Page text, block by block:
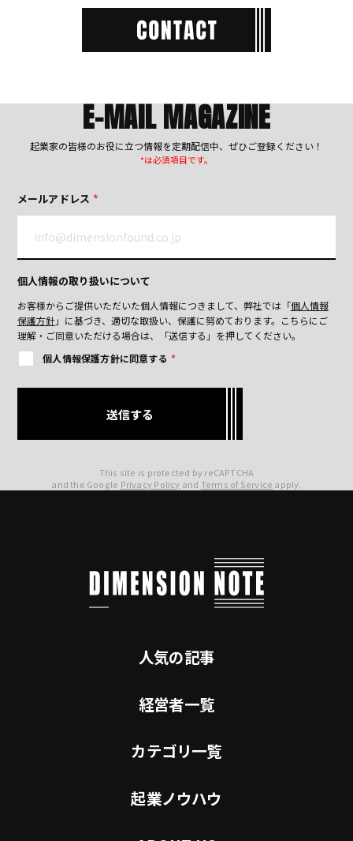
E-MAIL MAGAZINE
起業家の皆様のお役に立つ情報を定期配信中、ぜひご登録ください！
*は必須項目です。
メールアドレス *
個人情報の取り扱いについて
お客様からご提供いただいた個人情報につきまして、弊社では「個人情報
保護方針」に基づき、適切な取扱い、保護に努めております。 こちらにご
理解・ご同意いただける場合は、「送信する」を押してください。
個人情報保護方針に同意する *
This site is protected by reCAPTCHA
and the Google Privacy Policy and Terms of Service apply.
人気の記事
経営者一覧
カテゴリ一覧
起業ノウハウ